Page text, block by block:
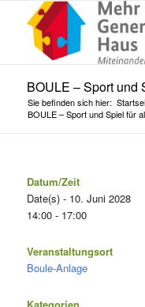
BOULE – Sport und
Sie befinden sich hier:
BOULE – Sport und Spiel für
Datum/Zeit
Date(s) - 10. Juni 2028
14:00 - 17:00
Veranstaltungsort
Boule-Anlage